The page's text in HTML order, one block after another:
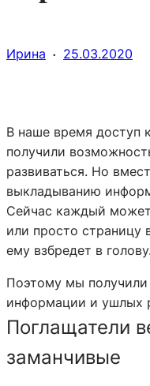
Ирина · 25.03.2020
В наше время доступ
получили
развиваться. Но
выкладыванию
Сейчас каждый может
или просто страницу
ему взбредет в голову.
Поэтому мы получили
информации и ушлых
Поглащатели
заманчивые